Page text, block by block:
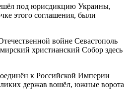
под юрисдикцию Украины,
этого соглашения, были
войне Севастополь
христианский Собор здесь
к Российской Империи
держав вошёл, южные ворота